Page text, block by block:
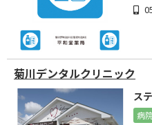
菊川デンタルクリニック
ス
病